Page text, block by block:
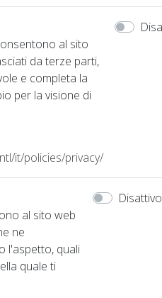
al sito
da terze parti,
e completa la
per la visione di
it/policies/privacy/
al sito web
ne
l'aspetto, quali
quale ti
Disattivo